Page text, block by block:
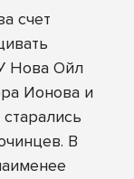
счет
Нова Ойл
Ионова и
В